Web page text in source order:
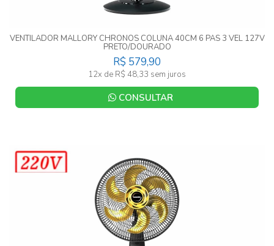
VENTILADOR MALLORY CHRONOS COLUNA 40CM 6 PAS 3 VEL 127V
PRETO/DOURADO
R$ 579,90
12x de R$ 48,33 sem juros
CONSULTAR